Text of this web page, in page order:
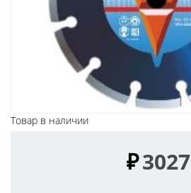
Товар в наличии
₽3027